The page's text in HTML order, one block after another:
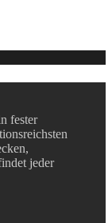
fester
jeder